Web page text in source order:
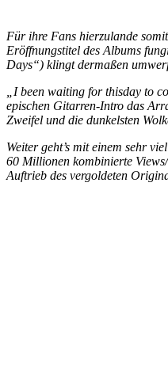
Für ihre Fans hierzulande
Eröffnungstitel des Albums
Days“) klingt dermaßen
„I been waiting for thisday to
epischen Gitarren-Intro das
Zweifel und die dunkelsten
Weiter geht’s mit einem sehr
60 Millionen kombinierte
Auftrieb des vergoldeten